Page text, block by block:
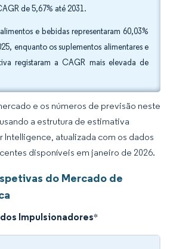
de 5,67% até 2031.
e bebidas representaram 60,03%
enquanto os suplementos alimentares e
registaram a CAGR mais elevada de
e os números de previsão neste
a estrutura de estimativa
Intelligence, atualizada com os dados
disponíveis em janeiro de 2026.
do Mercado de
Impulsionadores*